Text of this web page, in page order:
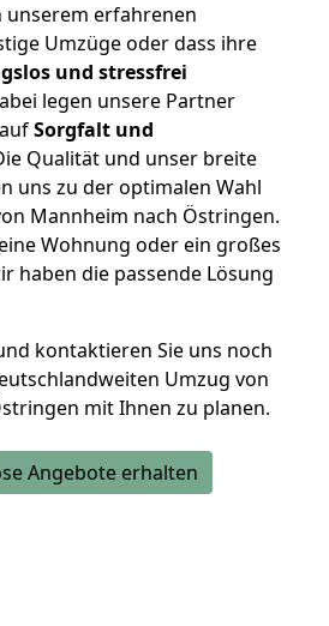
unserem erfahrenen
Umzüge oder dass ihre
und stressfrei
legen unsere Partner
Sorgfalt und
Qualität und unser breite
uns zu der optimalen Wahl
Mannheim nach Östringen.
Wohnung oder ein großes
haben die passende Lösung
kontaktieren Sie uns noch
Umzug von
mit Ihnen zu planen.
Angebote erhalten